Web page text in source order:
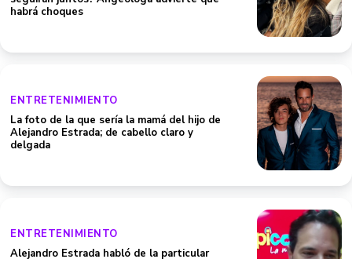
habrá choques
ENTRETENIMIENTO
La foto de la que sería la mamá del hijo de
Alejandro Estrada; de cabello claro y
delgada
ENTRETENIMIENTO
Alejandro Estrada habló de la particular